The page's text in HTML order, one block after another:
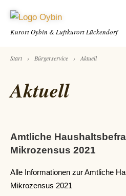
Kurort Oybin &Luftkurort Lückendorf
Start › Bürgerservice › Aktuell
Aktuell
Amtliche
Mikrozensus 2021
Alle Informationen zur Amtliche
Mikrozensus 2021